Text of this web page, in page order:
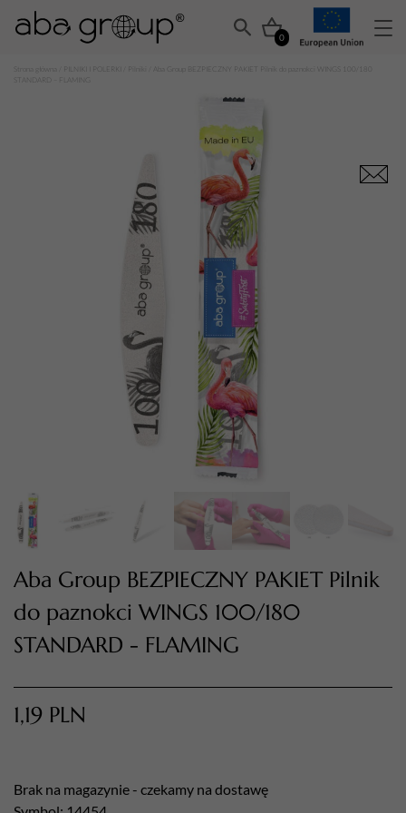
0
TWÓJ KOSZYK (
PILNIKI I POLERKI Pilniki
/ Aba Group BEZPIECZNY PAKIET Pilnik do paznokci WINGS 100/180
STANDARD – FLAMING
Aba Group BEZPIECZNY PAKIET Pilnik
do paznokci WINGS 100/180
STANDARD - FLAMING
1,19 PLN
Brak na magazynie - czekamy na dostawę